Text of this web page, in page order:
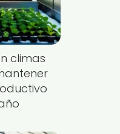
climas